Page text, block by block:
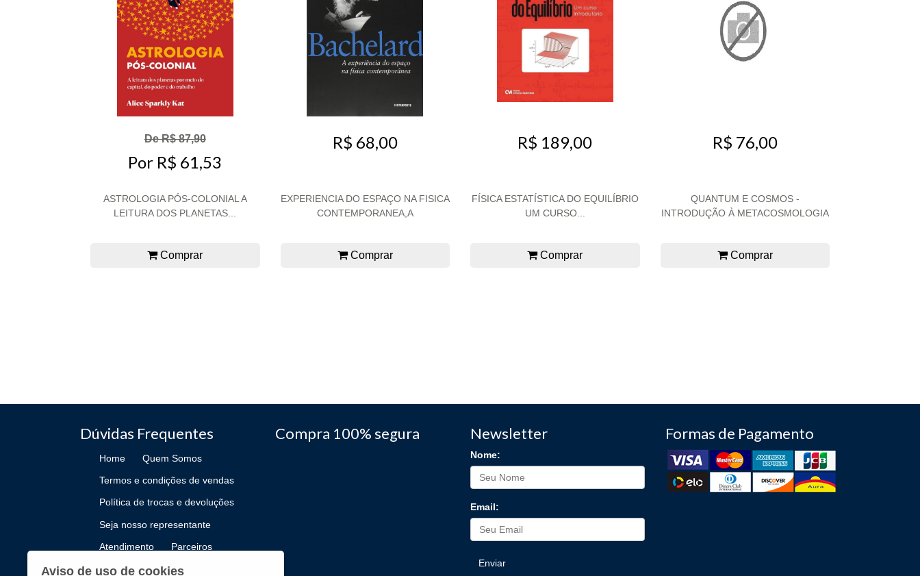
De R$ 87,90
Por R$ 61,53
ASTROLOGIA PÓS-COLONIAL A
LEITURA DOS PLANETAS...
Comprar
R$ 68,00
EXPERIENCIA DO ESPAÇO NA FISICA
CONTEMPORANEA,A
Comprar
R$ 189,00
FÍSICA ESTATÍSTICA DO EQUILÍBRIO
UM CURSO...
Comprar
R$ 76,00
QUANTUM E COSMOS -
INTRODUÇÃO À METACOSMOLOGIA
Comprar
Dúvidas Frequentes
Home Quem Somos
Termos e condições de vendas
Política de trocas e devoluções
Seja nosso representante
Atendimento Parceiros
Como Publicar
Compra 100% segura Newsletter
Nome:
Email:
Enviar
Formas de Pagamento
Aviso de uso de cookies